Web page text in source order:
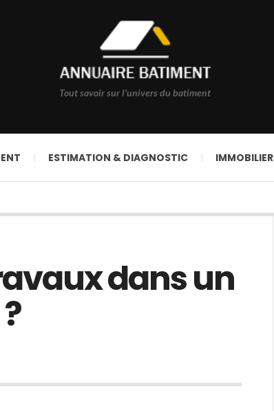
Tout savoir sur l'univers du batiment
ESTIMATION & DIAGNOSTIC IMMOBILIER
dans un